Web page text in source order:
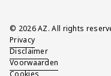
Overig
© 2026 AZ. All rights
Privacy
Disclaimer
Voorwaarden